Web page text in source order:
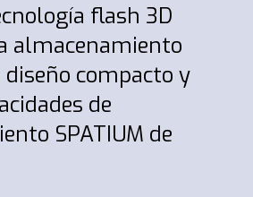
flash 3D
almacenamiento
compacto y
de
SPATIUM de